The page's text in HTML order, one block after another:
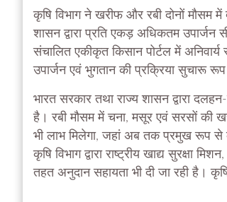
कृषि विभाग ने खरीफ और रबी दोनों मौसम
शासन द्वारा प्रति एकड़ अधिकतम उपार्जन
संचालित एकीकृत किसान पोर्टल में
उपार्जन एवं भुगतान की प्रक्रिया सुचारू
भारत सरकार तथा राज्य शासन द्वारा
है। रबी मौसम में चना, मसूर एवं सरसों की
भी लाभ मिलेगा, जहां अब तक प्रमुख रूप से
कृषि विभाग द्वारा राष्ट्रीय खाद्य
तहत अनुदान सहायता भी दी जा रही है।